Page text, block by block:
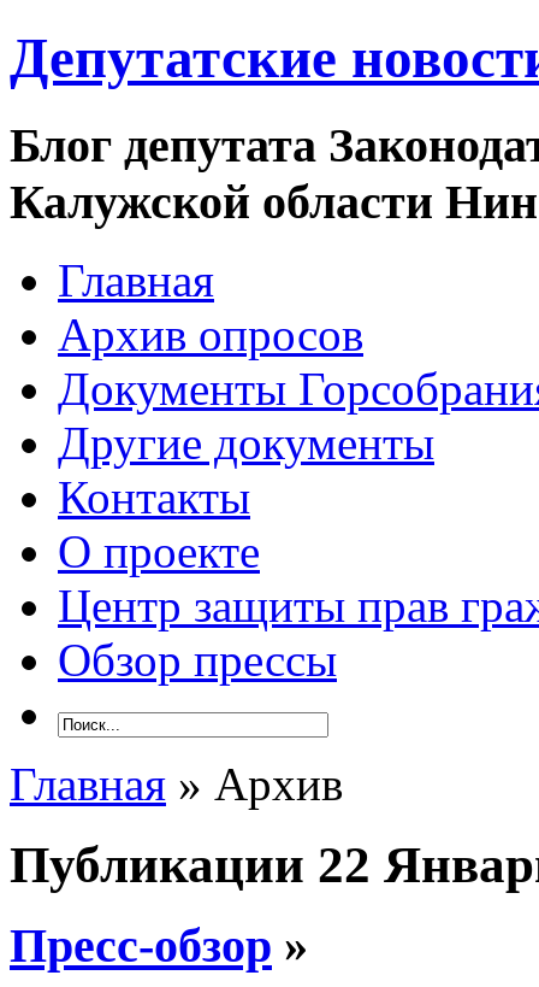
Депутатские
Блог депутата
Калужской области
Главная
Архив опросов
Документы
Другие документы
Контакты
О проекте
Центр защиты прав
Обзор прессы
Главная » Архив
Публикации 22
Пресс-обзор »